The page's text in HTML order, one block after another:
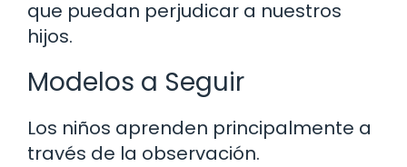
que puedan perjudicar a nuestros
hijos.
Modelos a Seguir
Los niños aprenden principalmente a
través de la observación.